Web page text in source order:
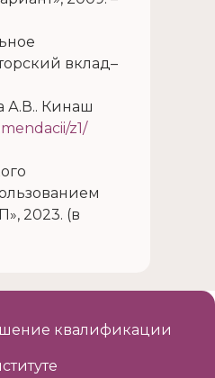
вклад–
А.В.. Кинаш
z1/
2023. (в
квалификации